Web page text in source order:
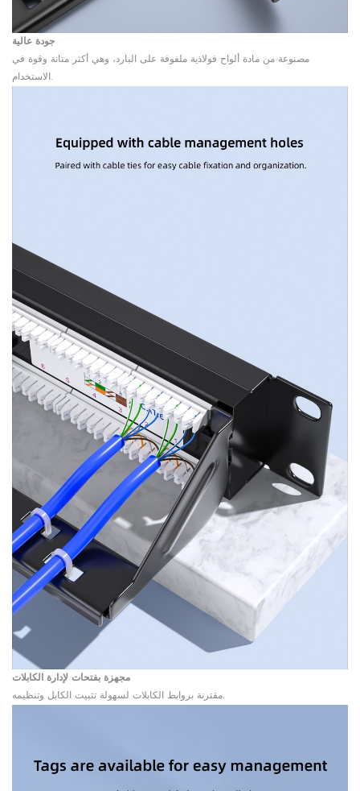
جودة عالية
مصنوعة من مادة ألواح فولاذية ملفوفة على البارد، وهي أكثر متانة وقوة في
الاستخدام.
مجهزة بفتحات لإدارة الكابلات
مقترنة بروابط الكابلات لسهولة تثبيت الكابل وتنظيمه.